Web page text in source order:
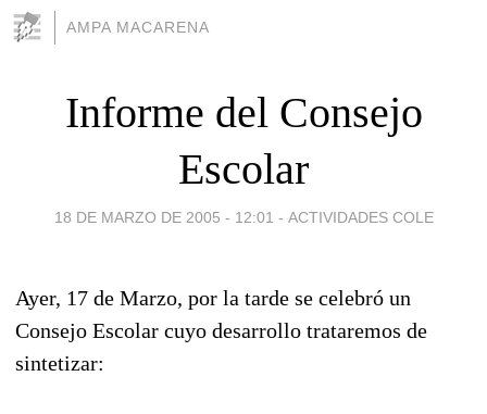
AMPA MACARENA
Informe del Consejo
Escolar
18 DE MARZO DE 2005 - 12:01 - ACTIVIDADES COLE
Ayer, 17 de Marzo, por la tarde se celebró un
Consejo Escolar cuyo desarrollo trataremos de
sintetizar: